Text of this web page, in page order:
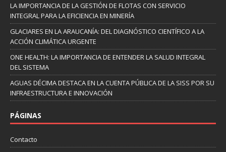
LA IMPORTANCIA DE LA GESTIÓN DE FLOTAS CON SERVICIO
INTEGRAL PARA LA EFICIENCIA EN MINERÍA
GLACIARES EN LA ARAUCANÍA: DEL DIAGNÓSTICO CIENTÍFICO A LA
ACCIÓN CLIMÁTICA URGENTE
ONE HEALTH: LA IMPORTANCIA DE ENTENDER LA SALUD INTEGRAL
DEL SISTEMA
AGUAS DÉCIMA DESTACA EN LA CUENTA PÚBLICA DE LA SISS POR SU
INFRAESTRUCTURA E INNOVACIÓN
PÁGINAS
Contacto